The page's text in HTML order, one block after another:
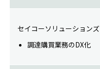
セイコーソリューションズ
調達購買業務のDX化